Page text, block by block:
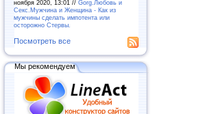
ноября 2020, 13:01 // Gorg.Любовь и
Секс.Мужчина и Женщина - Как из
мужчины сделать импотента или
осторожно Стервы.
Посмотреть все
Мы рекомендуем